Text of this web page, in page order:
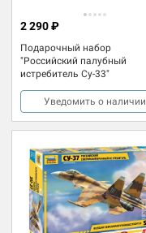
Подарочный набор
"Российский палубный
истребитель Су-33"
2 290 ₽
Уведомить о наличии